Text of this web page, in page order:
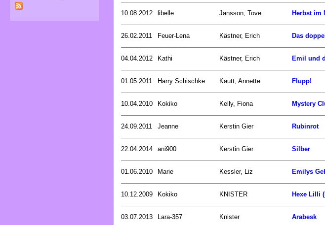
10.08.2012 libelle Jansson, Tove Herbst im
26.02.2011 Feuer-Lena Kästner, Erich Das
04.04.2012 Kathi Kästner, Erich Emil und
01.05.2011 Harry Schischke Kautt, Annette Flupp!
10.04.2010 Kokiko Kelly, Fiona Mystery
24.09.2011 Jeanne Kerstin Gier Rubinrot
22.04.2014 ani900 Kerstin Gier Silber
01.06.2010 Marie Kessler, Liz Emilys
10.12.2009 Kokiko KNISTER Hexe Lilli
03.07.2013 Lara-357 Knister Arabesk